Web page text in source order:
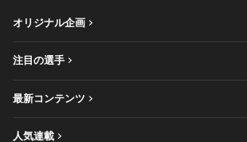
オリジナル企画
注目の選手
最新コンテンツ
人気連載